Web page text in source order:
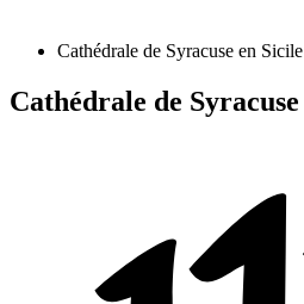
Cathédrale de Syracuse en Sicile
Cathédrale de Syracuse